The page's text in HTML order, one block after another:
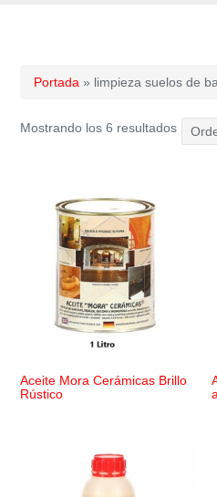
Portada » limpieza suelos de
Mostrando los 6 resultados
por
Aceite Mora Cerámicas Brillo
Rústico